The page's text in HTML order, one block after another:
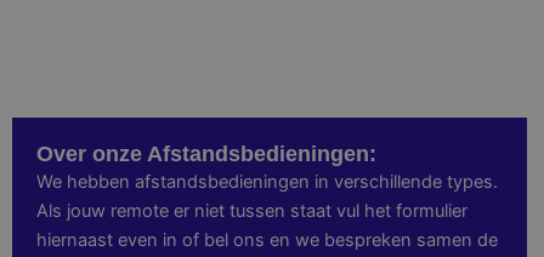
Over onze Afstandsbedieningen:
We hebben afstandsbedieningen in verschillende types.
Als jouw remote er niet tussen staat vul het formulier
hiernaast even in of bel ons en we bespreken samen de